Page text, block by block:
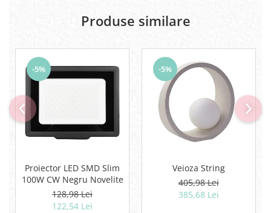
Produse similare
-5%
Proiector LED SMD Slim
100W CW Negru Novelite
128,98 Lei
122,54 Lei
-5%
Veioza String
405,98 Lei
385,68 Lei